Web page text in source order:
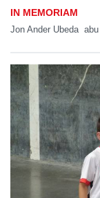
IN MEMORIAM
Jon Ander Ubeda